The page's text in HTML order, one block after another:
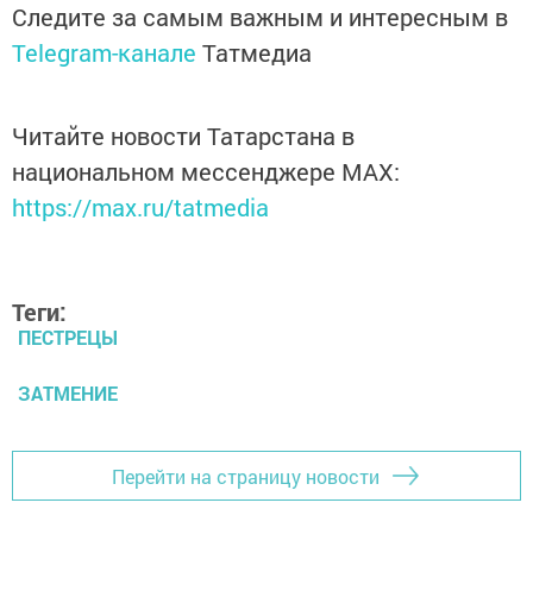
Следите за самым важным и интересным в
Telegram-канале Татмедиа
Читайте новости Татарстана в
национальном мессенджере MАХ:
https://max.ru/tatmedia
Теги:
ПЕСТРЕЦЫ
ЗАТМЕНИЕ
Перейти на страницу новости